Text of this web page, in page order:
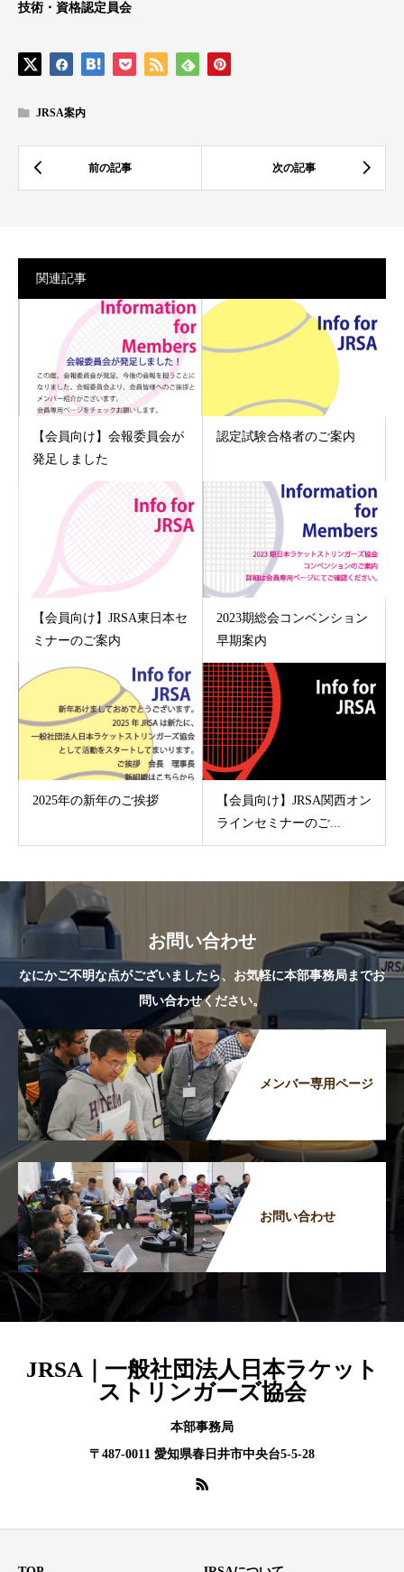
技術・資格認定員会
JRSA案内
関連記事
【会員向け】会報委員会が
発足しました
認定試験合格者のご案内
【会員向け】JRSA東日本セ
ミナーのご案内
2023期総会コンベンション
早期案内
2025年の新年のご挨拶
【会員向け】JRSA関西オン
ラインセミナーのご...
お問い合わせ
なにかご不明な点がございましたら、お気軽に本部事務局までお
問い合わせください。
メンバー専用ページ
お問い合わせ
JRSA｜一般社団法人日本ラケット
ストリンガーズ協会
本部事務局
〒487-0011 愛知県春日井市中央台5-5-28